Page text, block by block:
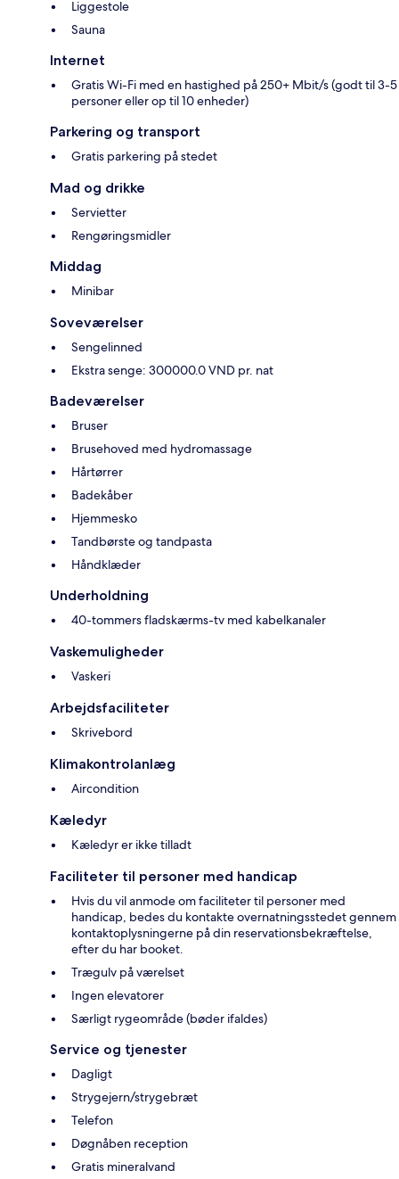
Liggestole
Sauna
Internet
Gratis Wi-Fi med en hastighed på 250+ Mbit/s (godt til 3-5
personer eller op til 10 enheder)
Parkering og transport
Gratis parkering på stedet
Mad og drikke
Servietter
Rengøringsmidler
Middag
Minibar
Soveværelser
Sengelinned
Ekstra senge: 300000.0 VND pr. nat
Badeværelser
Bruser
Brusehoved med hydromassage
Hårtørrer
Badekåber
Hjemmesko
Tandbørste og tandpasta
Håndklæder
Underholdning
40-tommers fladskærms-tv med kabelkanaler
Vaskemuligheder
Vaskeri
Arbejdsfaciliteter
Skrivebord
Klimakontrolanlæg
Aircondition
Kæledyr
Kæledyr er ikke tilladt
Faciliteter til personer med handicap
Hvis du vil anmode om faciliteter til personer med
handicap, bedes du kontakte overnatningsstedet gennem
kontaktoplysningerne på din reservationsbekræftelse,
efter du har booket.
Trægulv på værelset
Ingen elevatorer
Særligt rygeområde (bøder ifaldes)
Service og tjenester
Dagligt
Strygejern/strygebræt
Telefon
Døgnåben reception
Gratis mineralvand